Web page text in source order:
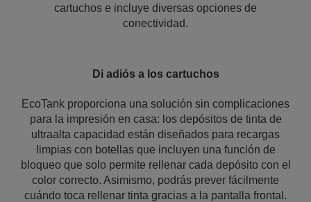
cartuchos e incluye diversas opciones de
conectividad.
Di adiós a los cartuchos
EcoTank proporciona una solución sin complicaciones
para la impresión en casa: los depósitos de tinta de
ultraalta capacidad están diseñados para recargas
limpias con botellas que incluyen una función de
bloqueo que solo permite rellenar cada depósito con el
color correcto. Asimismo, podrás prever fácilmente
cuándo toca rellenar tinta gracias a la pantalla frontal.